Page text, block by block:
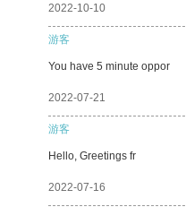
2022-10-10
游客
You have 5 minute oppor
2022-07-21
游客
Hello, Greetings fr
2022-07-16